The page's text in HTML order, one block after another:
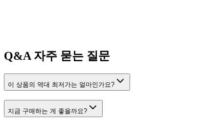
Q&A자주 묻는 질문
이 상품의 역대 최저가는 얼마인가요?
지금 구매하는 게 좋을까요?